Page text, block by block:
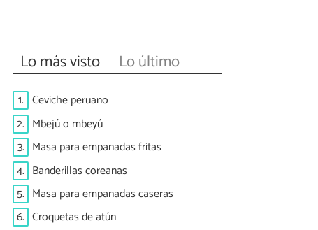
Lo más visto Lo último
1. Ceviche peruano
2. Mbejú o mbeyú
3. Masa para empanadas fritas
4. Banderillas coreanas
5. Masa para empanadas caseras
6. Croquetas de atún